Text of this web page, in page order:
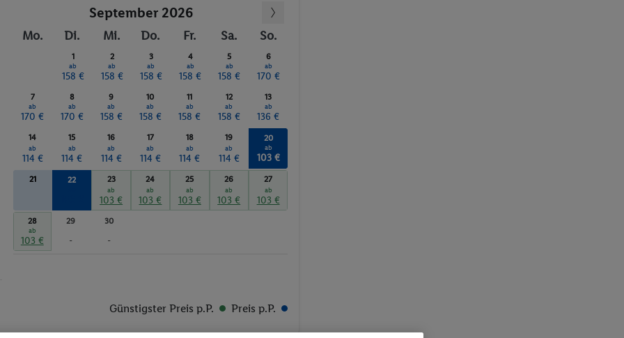
September 2026
Mo. Di. Mi. Do. Fr. Sa. So.
1
ab
158 €
2
ab
158 €
3
ab
158 €
4
ab
158 €
5
ab
158 €
6
ab
170 €
7
ab
170 €
8
ab
170 €
9
ab
158 €
10
ab
158 €
11
ab
158 €
12
ab
158 €
13
ab
136 €
14
ab
114 €
15
ab
114 €
16
ab
114 €
17
ab
114 €
18
ab
114 €
19
ab
114 €
20
ab
103 €
21 22 23
ab
103 €
24
ab
103 €
25
ab
103 €
26
ab
103 €
27
ab
103 €
28
ab
103 €
29
-
30
-
Günstigster Preis p.P. Preis p.P.